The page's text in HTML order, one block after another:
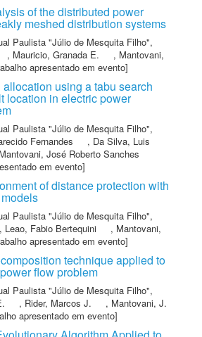
of the distributed power
meshed distribution systems
Paulista "Júlio de Mesquita Filho",
, Mauricio, Granada E. , Mantovani,
apresentado em evento]
using a tabu search
location in electric power
Paulista "Júlio de Mesquita Filho",
Fernandes
, Da Silva, Luis
Mantovani, José Roberto Sanches
em evento]
of distance protection with
Paulista "Júlio de Mesquita Filho",
, Leao, Fabio Bertequini , Mantovani,
apresentado em evento]
technique applied to
flow problem
Paulista "Júlio de Mesquita Filho",
, Rider, Marcos J. , Mantovani, J.
apresentado em evento]